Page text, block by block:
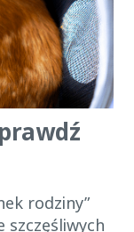
rodziny”
szczęśliwych